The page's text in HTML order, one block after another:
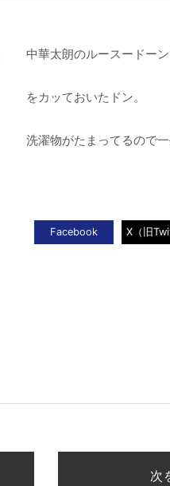
中華太朗のルースードーン
をカッておいたドン。
洗濯物がたまってるので一
次